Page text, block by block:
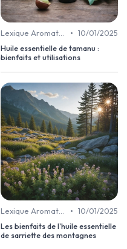
Lexique Aromathérapie • 10/01/2025
Huile essentielle de tamanu :
bienfaits et utilisations
Lexique Aromathérapie • 10/01/2025
Les bienfaits de l'huile essentielle
de sarriette des montagnes